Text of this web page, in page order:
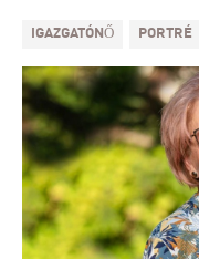
IGAZGATÓNŐ PORTRÉ